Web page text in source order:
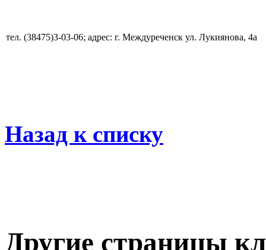
тел. (38475)3-03-06; адрес: г. Междуреченск ул. Лукиянова, 4а
Назад к списку
Другие страницы